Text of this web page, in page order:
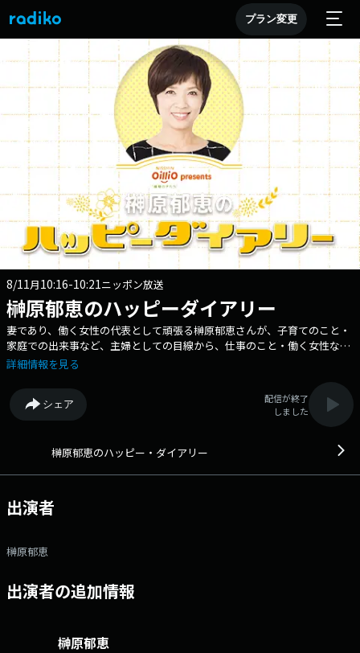
プラン変更
8/11月10:16-10:21ニッポン放送
榊原郁恵のハッピーダイアリー
妻であり、働く女性の代表として頑張る榊原郁恵さんが、子育てのこと・
家庭での出来事など、主婦としての目線から、仕事のこと・働く女性なら
ではの家庭との両立話まで、リスナーに身近に語りかけるプログラムで
詳細情報を見る
シェア
配信が終了
しました
榊原郁恵のハッピー・ダイアリー
出演者
榊原郁恵
出演者の追加情報
榊原郁恵